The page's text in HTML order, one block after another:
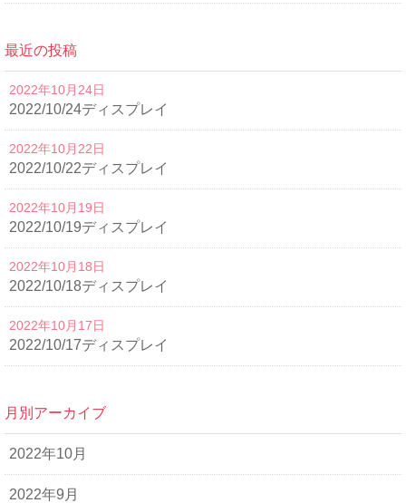
最近の投稿
2022/10/24ディスプレイ
2022年10月24日
2022/10/22ディスプレイ
2022年10月22日
2022/10/19ディスプレイ
2022年10月19日
2022/10/18ディスプレイ
2022年10月18日
2022/10/17ディスプレイ
2022年10月17日
月別アーカイブ
2022年10月
2022年9月